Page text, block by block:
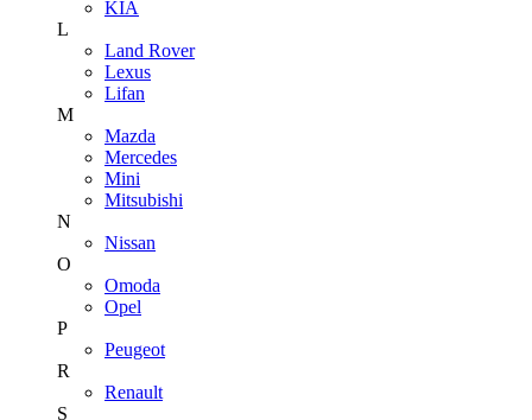
KIA
L
Land Rover
Lexus
Lifan
M
Mazda
Mercedes
Mini
Mitsubishi
N
Nissan
O
Omoda
Opel
P
Peugeot
R
Renault
S